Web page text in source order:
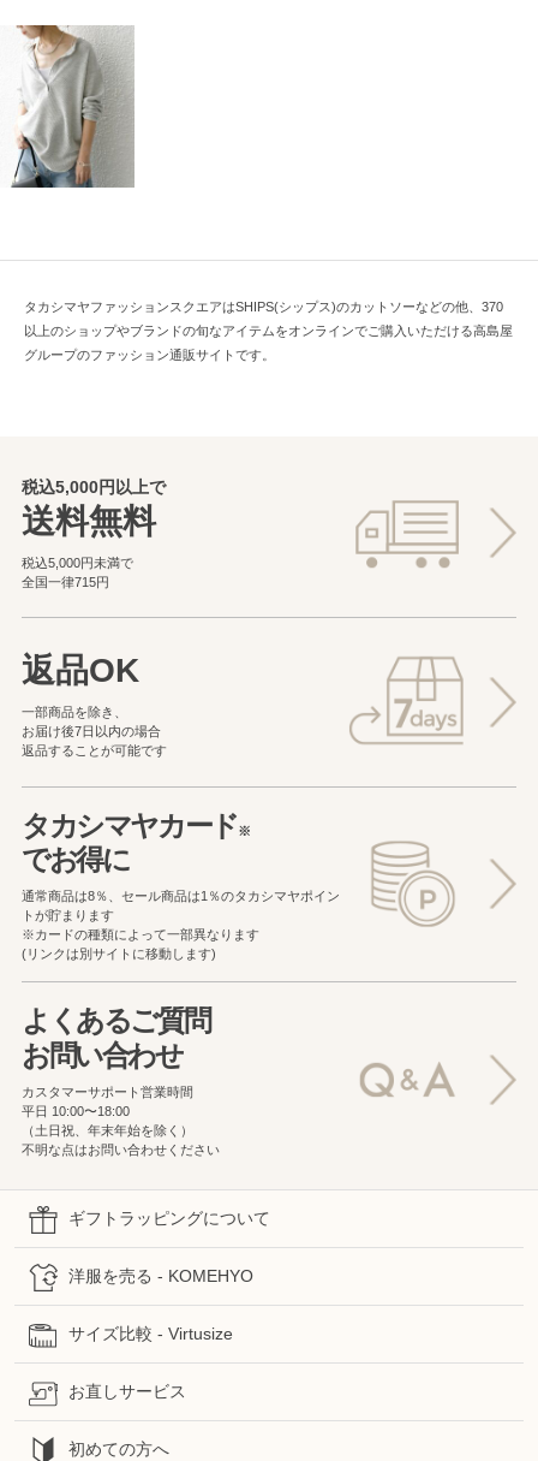
タカシマヤファッションスクエアはSHIPS(シップス)のカットソーなどの他、370
以上のショップやブランドの旬なアイテムをオンラインでご購入いただける高島屋
グループのファッション通販サイトです。
税込5,000円以上で
送料無料
税込5,000円未満で
全国一律715円
返品OK
一部商品を除き、
お届け後7日以内の場合
返品することが可能です
タカシマヤカード※
でお得に
通常商品は8％、セール商品は1％のタカシマヤポイン
トが貯まります
※カードの種類によって一部異なります
(リンクは別サイトに移動します)
よくあるご質問
お問い合わせ
カスタマーサポート営業時間
平日 10:00〜18:00
（土日祝、年末年始を除く）
不明な点はお問い合わせください
ギフトラッピングについて
洋服を売る - KOMEHYO
サイズ比較 - Virtusize
お直しサービス
初めての方へ